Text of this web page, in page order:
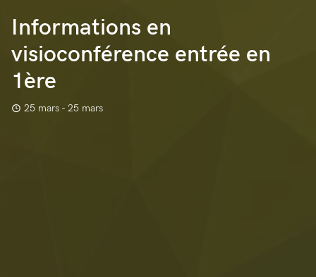
Informations en
visioconférence entrée en
1ère
25 mars - 25 mars